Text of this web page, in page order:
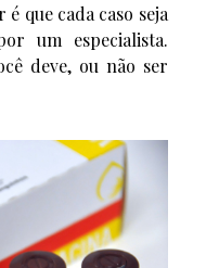
que cada caso seja
um especialista.
deve, ou não ser